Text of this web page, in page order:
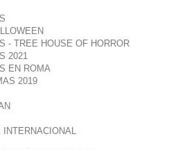
- TREE HOUSE OF HORROR
2021
EN ROMA
2019